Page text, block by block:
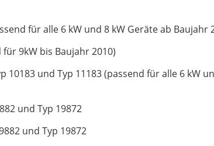
für alle 6 kW und 8 kW Geräte ab Baujahr
9kW bis Baujahr 2010)
10183 und Typ 11183 (passend für alle 6 kW
und Typ 19872
und Typ 19872